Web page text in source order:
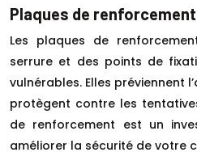
Plaques de
Les plaques de
serrure et des points de
vulnérables. Elles préviennent
protègent contre les
de renforcement est un
améliorer la sécurité de votre